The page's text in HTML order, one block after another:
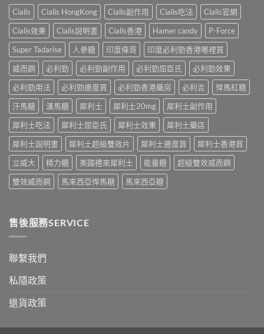
購
物
平
台〉
中
中
小
妙
招〉
中
性
早
洩
的
常
見
因
及
應
之
道〉
中
Cialis Cialis HongKong Cialis副作用 Cialis吃法
Cialis官網
Cialis效果
Cialis說明書 Cialis香港 Hamer candy
P-Force
Super Tadarise
人參糖 印度偉哥
印度必利勁香港哪裡買
威而鋼
必利勁 必利勁副作用 必利勁屈臣氏
必利勁效果
必利勁用法
必利勁邊度買 必利勁香港藥房 必利吉
悍馬紅糖
汗馬糖
漢馬糖 犀利士 犀利士20mg
犀利士副作用
犀利士吃法
犀利士屈臣氏 犀利士效果
犀利士藥店
犀利士說明書
犀利士超級雙效片 犀利士邊度買
犀利士香港買
立威大
精力糖 美國禮來犀利士 能量糖
超級雙效威而鋼
雙效威而鋼
馬來西亞悍馬糖 馬來西亞糖
售後服務SERVICE
聯繫我們
私隱政策
退貨政策